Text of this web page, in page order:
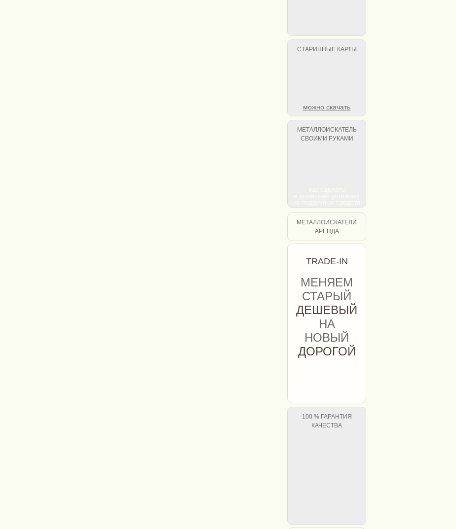
СТАРИННЫЕ КАРТЫ
можно скачать
МЕТАЛЛОИСКАТЕЛЬ
СВОИМИ РУКАМИ
МЕТАЛЛОИСКАТЕЛИ
АРЕНДА
TRADE-IN
МЕНЯЕМ
СТАРЫЙ
ДЕШЕВЫЙ
НА
НОВЫЙ
ДОРОГОЙ
100 % ГАРАНТИЯ
КАЧЕСТВА